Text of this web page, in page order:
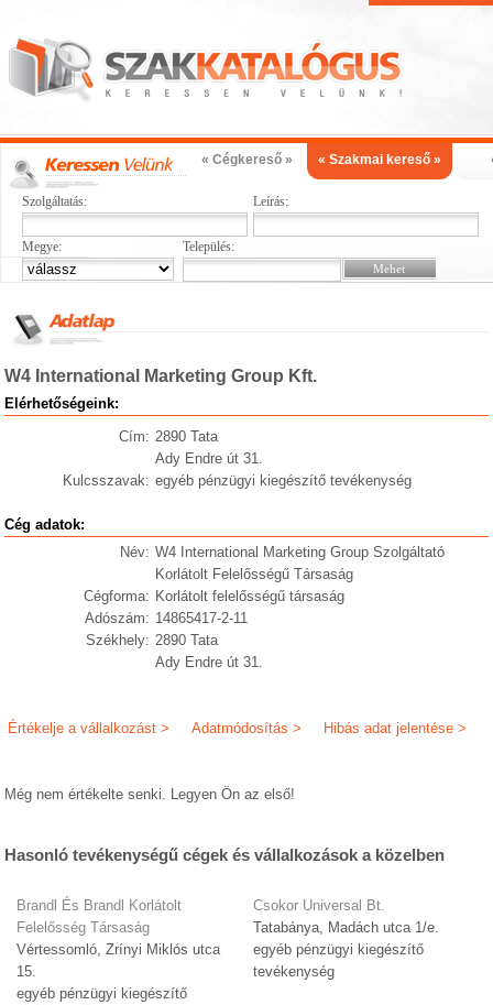
« Cégkereső » « Szakmai kereső »
Szolgáltatás: Leírás:
Megye: Település:
W4 International Marketing Group Kft.
Elérhetőségeink:
Cím: 2890 Tata
Ady Endre út 31.
Kulcsszavak: egyéb pénzügyi kiegészítő tevékenység
Cég adatok:
Név: W4 International Marketing Group Szolgáltató
Korlátolt Felelősségű Társaság
Cégforma: Korlátolt felelősségű társaság
Adószám: 14865417-2-11
Székhely: 2890 Tata
Ady Endre út 31.
Hibás adat jelentése >
Adatmódosítás >
Értékelje a vállalkozást >
Még nem értékelte senki. Legyen Ön az első!
Hasonló tevékenységű cégek és vállalkozások a közelben
Brandl És Brandl Korlátolt
Felelősség Társaság
Vértessomló, Zrínyi Miklós utca
15.
egyéb pénzügyi kiegészítő
Csokor Universal Bt.
Tatabánya, Madách utca 1/e.
egyéb pénzügyi kiegészítő
tevékenység